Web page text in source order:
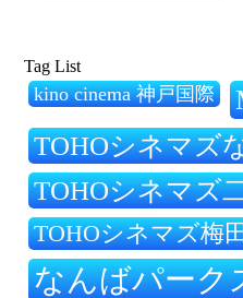
Tag List
kino cinema 神戸国際
TOHOシネマズ
TOHOシネマズ
TOHOシネマズ梅
なんばパーク